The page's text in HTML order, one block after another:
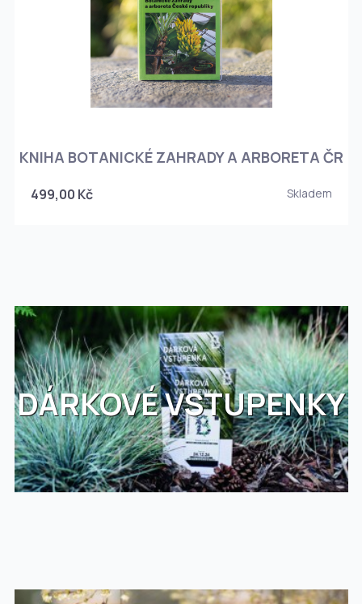
KNIHA BOTANICKÉ ZAHRADY A ARBORETA ČR
499,00 Kč Skladem
DÁRKOVÉ VSTUPENKY